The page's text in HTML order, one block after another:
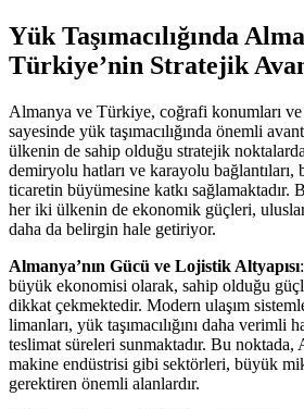
Yük Taşımacılığında
Türkiye’nin Stratejik
Almanya ve Türkiye, coğrafi konumları ve
sayesinde yük taşımacılığında önemli
ülkenin de sahip olduğu stratejik
demiryolu hatları ve karayolu bağlantıları,
ticaretin büyümesine katkı sağlamaktadır.
her iki ülkenin de ekonomik güçleri,
daha da belirgin hale getiriyor.
Almanya’nın Gücü ve Lojistik Altyapısı
büyük ekonomisi olarak, sahip olduğu
dikkat çekmektedir. Modern ulaşım
limanları, yük taşımacılığını daha verimli
teslimat süreleri sunmaktadır. Bu noktada,
makine endüstrisi gibi sektörleri, büyük
gerektiren önemli alanlardır.